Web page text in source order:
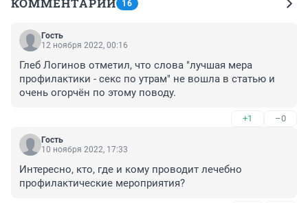
КОММЕНТАРИИ 16
Гость
12 ноября 2022, 00:16
Глеб Логинов отметил, что слова "лучшая мера
профилактики - секс по утрам" не вошла в статью и
очень огорчён по этому поводу.
+1 –0
Гость
10 ноября 2022, 17:33
Интересно, кто, где и кому проводит лечебно
профилактические мероприятия?